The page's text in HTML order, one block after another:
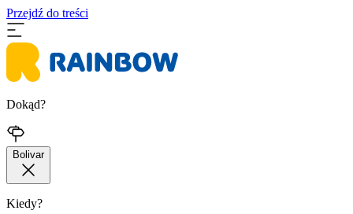
Przejdź do treści
Dokąd?
Bolivar
Kiedy?